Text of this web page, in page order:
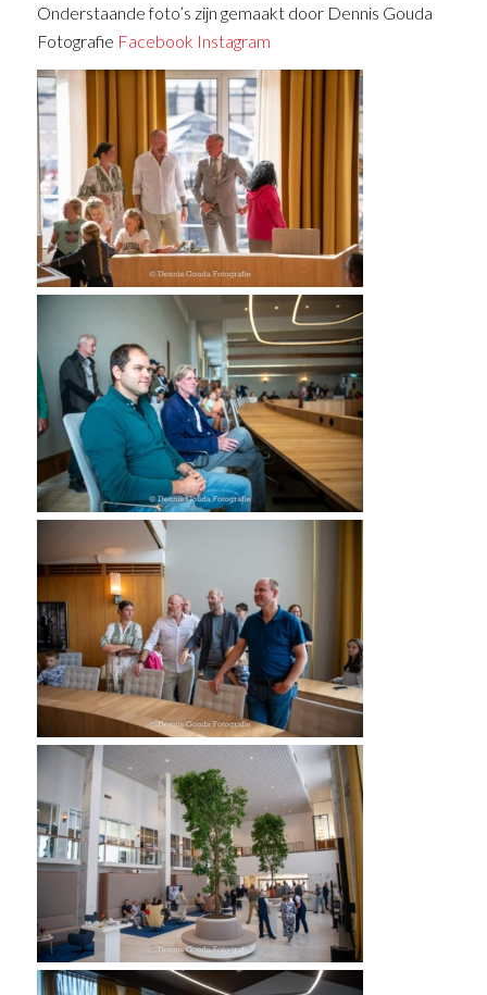
Onderstaande foto’s zijn gemaakt door Dennis Gouda
Fotografie Facebook Instagram